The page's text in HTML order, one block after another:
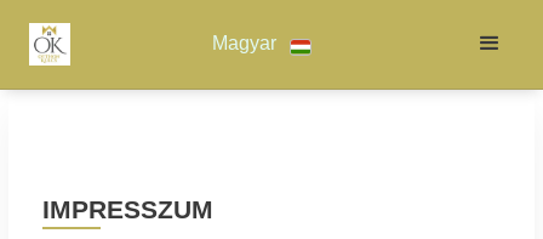
Magyar
IMPRESSZUM